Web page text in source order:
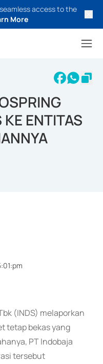
access to the
More
ENTITAS
(INDS) melaporkan
tetap bekas yang
PT Indobaja
tersebut